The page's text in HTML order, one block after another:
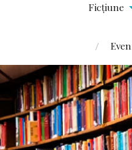
Ficțiune